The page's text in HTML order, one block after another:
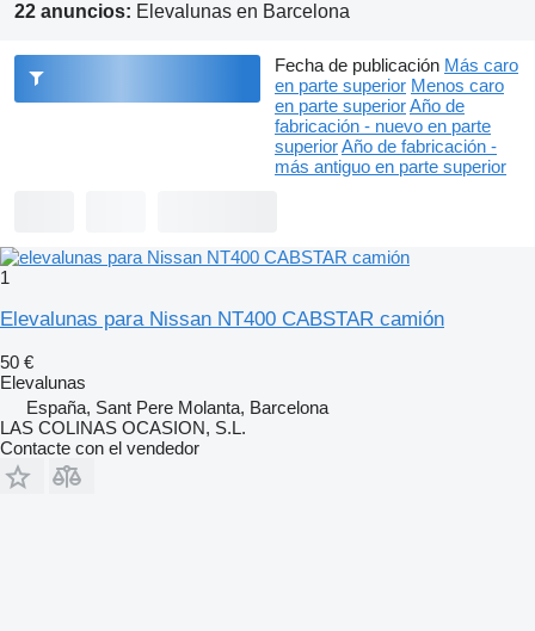
22 anuncios: Elevalunas en Barcelona
Fecha de publicación Más caro
en parte superior Menos caro
en parte superiorAño de
fabricación - nuevo en parte
superiorAño de fabricación -
más antiguo en parte superior
1
Elevalunas para Nissan NT400 CABSTAR camión
50 €
Elevalunas
España, Sant Pere Molanta, Barcelona
LAS COLINAS OCASION, S.L.
Contacte con el vendedor